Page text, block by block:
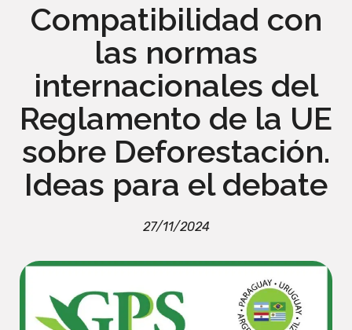
Compatibilidad con
las normas
internacionales del
Reglamento de la UE
sobre Deforestación.
Ideas para el debate
27/11/2024